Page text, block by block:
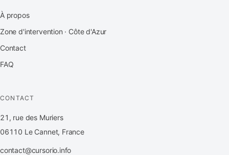
À propos
Zone d'intervention · Côte d'Azur
Contact
FAQ
CONTACT
21, rue des Muriers
06110 Le Cannet, France
contact@cursorio.info